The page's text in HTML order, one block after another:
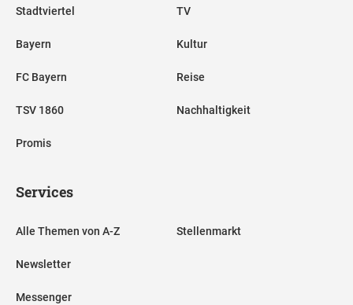
Stadtviertel
Bayern
FC Bayern
TSV 1860
Promis
TV
Kultur
Reise
Nachhaltigkeit
Services
Alle Themen von A-Z
Newsletter
Messenger
Stellenmarkt